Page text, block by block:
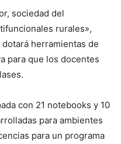
sociedad del
rurales»,
herramientas de
para que los docentes
con 21 notebooks y 10
para ambientes
para un programa